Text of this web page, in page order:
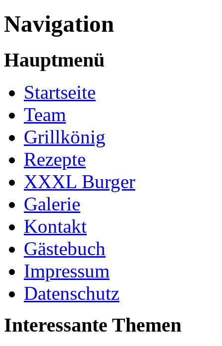
Navigation
Hauptmenü
Startseite
Team
Grillkönig
Rezepte
XXXL Burger
Galerie
Kontakt
Gästebuch
Impressum
Datenschutz
Interessante Themen